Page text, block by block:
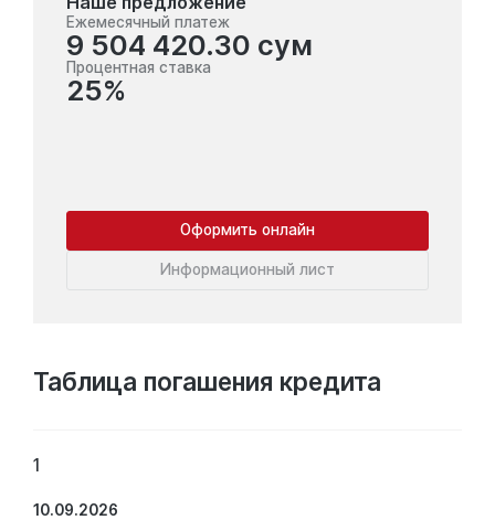
Ежемесячный платеж
9 504 420.30 сум
Процентная ставка
25%
Оформить онлайн
Информационный лист
Таблица погашения кредита
1
10.09.2026